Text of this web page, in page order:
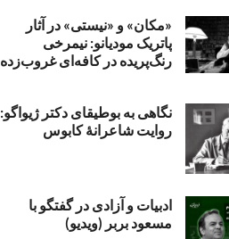
«مکان» و «نیستی» در آثار
پاتریک مودیانو: نیمرخی
رنگ‌پریده در کافه‌ای غروب‌زده
نگاهی به بوطیقای دکتر ژیواگو:
روایت شاعرانۀ کابوس
ادبیات و آزادی در گفتگو با
مسعود بربر (ویدیو)